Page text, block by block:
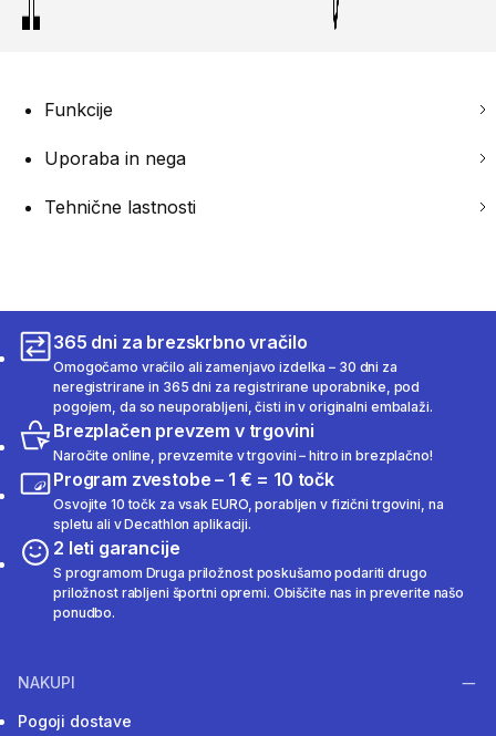
Funkcije
Uporaba in nega
Tehnične lastnosti
365 dni za brezskrbno vračilo
Omogočamo vračilo ali zamenjavo izdelka – 30 dni za
neregistrirane in 365 dni za registrirane uporabnike, pod
pogojem, da so neuporabljeni, čisti in v originalni embalaži.
Brezplačen prevzem v trgovini
Naročite online, prevzemite v trgovini – hitro in brezplačno!
Program zvestobe – 1 € = 10 točk
Osvojite 10 točk za vsak EURO, porabljen v fizični trgovini, na
spletu ali v Decathlon aplikaciji.
2 leti garancije
S programom Druga priložnost poskušamo podariti drugo
priložnost rabljeni športni opremi. Obiščite nas in preverite našo
ponudbo.
NAKUPI
Pogoji dostave